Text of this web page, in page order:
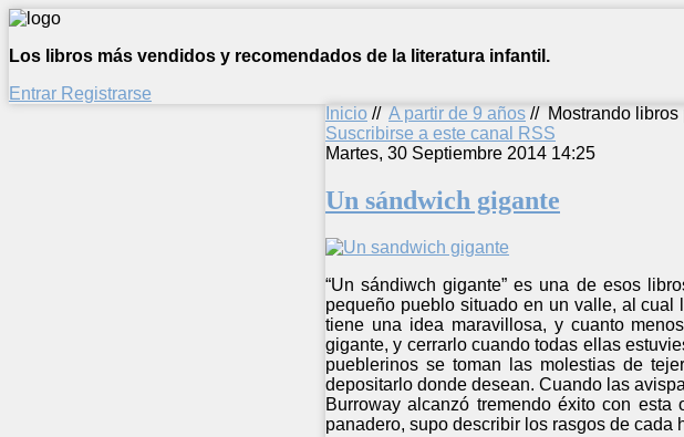
Los libros más vendidos y recomendados de la literatura infantil.
Entrar Registrarse
Inicio // A partir de 9 años // Mostrando libros
Suscribirse a este canal RSS
Martes, 30 Septiembre 2014 14:25
Un sándwich gigante
“Un sándiwch gigante” es una de esos
pequeño pueblo situado en un valle, al
tiene una idea maravillosa, y cuanto
gigante, y cerrarlo cuando todas ellas
pueblerinos se toman las molestias de
depositarlo donde desean. Cuando las
Burroway alcanzó tremendo éxito con
panadero, supo describir los rasgos de cada